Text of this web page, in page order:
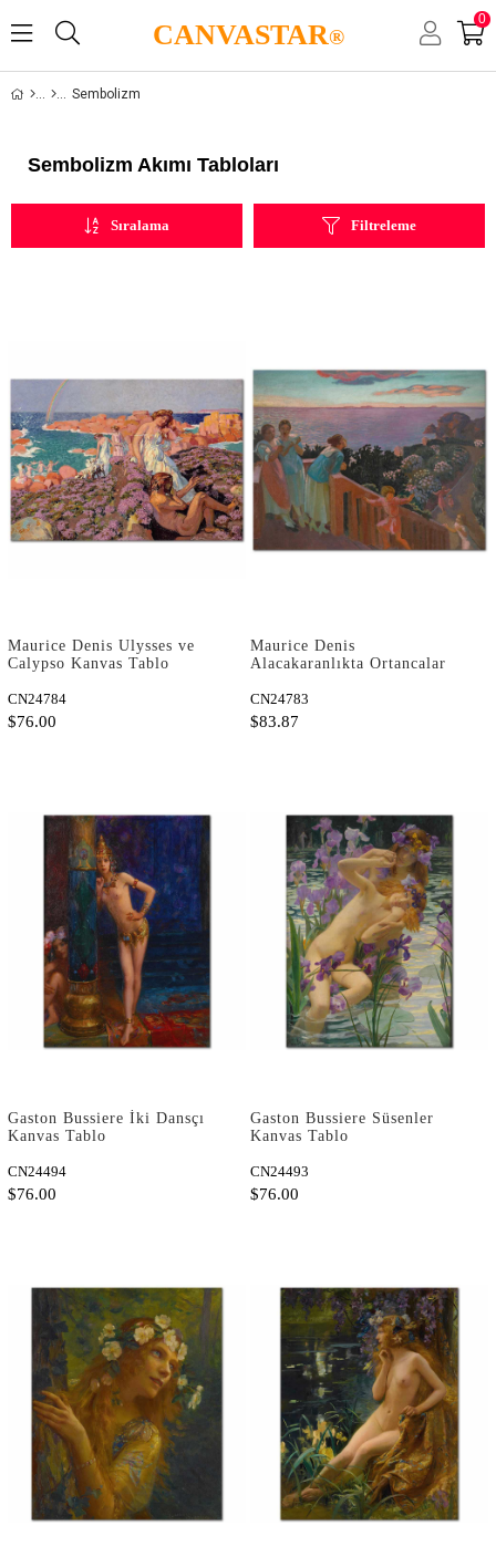
CANVASTAR®
0
Sembolizm
Sembolizm Akımı Tabloları
Filtreleme
Sıralama
Maurice Denis Ulysses ve
Calypso Kanvas Tablo
CN24784
$76.00
Maurice Denis
Alacakaranlıkta Ortancalar
CN24783
$83.87
Gaston Bussiere İki Dansçı
Kanvas Tablo
CN24494
$76.00
Gaston Bussiere Süsenler
Kanvas Tablo
CN24493
$76.00